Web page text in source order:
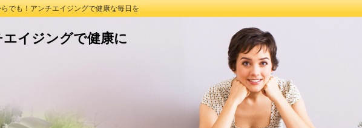
でも！アンチエイジングで健康な毎日を
イジングで健康に